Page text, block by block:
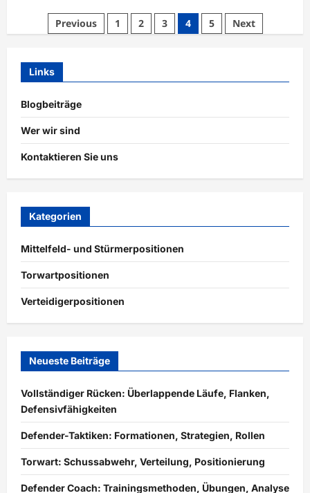
Kehrmaschine:
Defensivdeckung,
Spielverständnis,
PostsPrevious 1 2 3 4 5 Next
Links
Blogbeiträge
Wer wir sind
Kontaktieren Sie uns
Kategorien
Mittelfeld- und Stürmerpositionen
Torwartpositionen
Verteidigerpositionen
Neueste Beiträge
Vollständiger Rücken: Überlappende Läufe, Flanken,
Defensivfähigkeiten
Defender-Taktiken: Formationen, Strategien, Rollen
Torwart: Schussabwehr, Verteilung, Positionierung
Defender Coach: Trainingsmethoden, Übungen, Analyse